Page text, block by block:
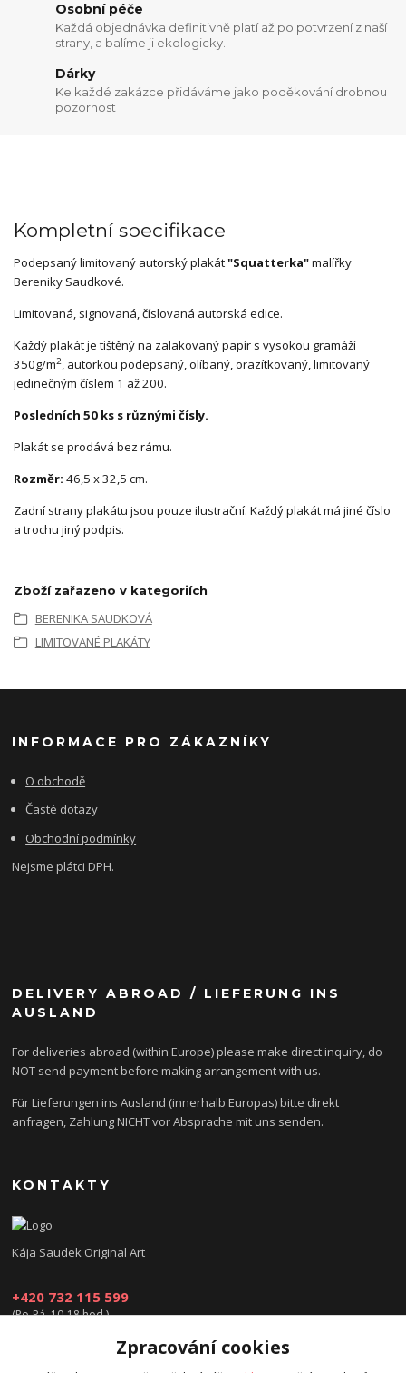
Osobní péče
Každá objednávka definitivně platí až po potvrzení z naší
strany, a balíme ji ekologicky.
Dárky
Ke každé zakázce přidáváme jako poděkování drobnou
pozornost
Kompletní specifikace
Podepsaný limitovaný autorský plakát"Squatterka"malířky
Bereniky Saudkové.
Limitovaná, signovaná, číslovaná autorská edice.
Každý plakát je tištěný na zalakovaný papír s vysokou gramáží
350g/m2, autorkou podepsaný, olíbaný, orazítkovaný, limitovaný
jedinečným číslem 1 až 200.
Posledních 50 ks s různými čísly.
Plakát se prodává bez rámu.
Rozměr: 46,5 x 32,5 cm.
Zadní strany plakátu jsou pouze ilustrační. Každý plakát má jiné číslo
a trochu jiný podpis.
Zboží zařazeno v kategoriích
BERENIKA SAUDKOVÁ
LIMITOVANÉ PLAKÁTY
INFORMACE PRO ZÁKAZNÍKY
O obchodě
Časté dotazy
Obchodní podmínky
Nejsme plátci DPH.
DELIVERY ABROAD / LIEFERUNG INS
AUSLAND
For deliveries abroad (within Europe) please make direct inquiry, do
NOT send payment before making arrangement with us.
Für Lieferungen ins Ausland (innerhalb Europas) bitte direkt
anfragen, Zahlung NICHT vor Absprache mit uns senden.
KONTAKTY
Kája Saudek Original Art
+420 732 115 599
(Po-Pá, 10-18 hod.)
obchod@kajasaudek.cz
Zpracování cookies